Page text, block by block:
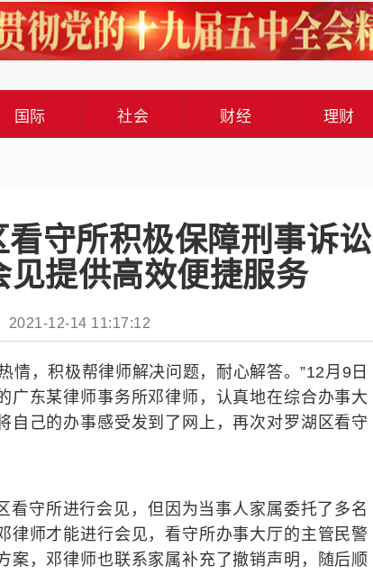
国际 社会 财经 理财
守所积极保障刑事诉讼
提供高效便捷服务
2021-12-14 11:17:12
情，积极帮律师解决问题，耐心解答。”12月9日
广东某律师事务所邓律师，认真地在综合办事大
自己的办事感受发到了网上，再次对罗湖区看守
看守所进行会见，但因为当事人家属委托了多名
律师才能进行会见，看守所办事大厅的主管民警
案，邓律师也联系家属补充了撤销声明，随后顺